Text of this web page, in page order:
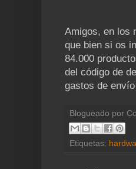
Amigos, en los
que bien si os
84.000
del código de
gastos de
Blogueado por
Etiquetas: